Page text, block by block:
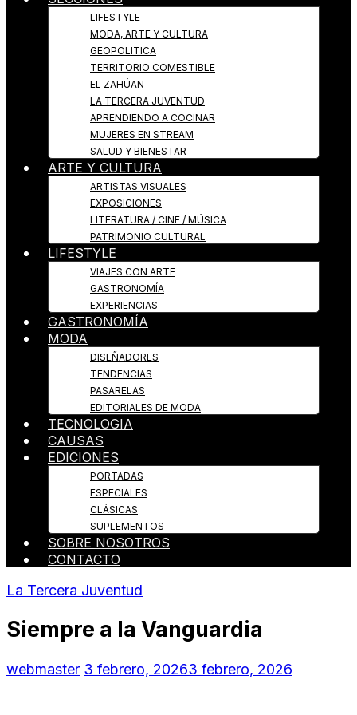
LIFESTYLE
MODA, ARTE Y CULTURA
GEOPOLITICA
TERRITORIO COMESTIBLE
EL ZAHÚAN
LA TERCERA JUVENTUD
APRENDIENDO A COCINAR
MUJERES EN STREAM
SALUD Y BIENESTAR
ARTE Y CULTURA
ARTISTAS VISUALES
EXPOSICIONES
LITERATURA / CINE / MÚSICA
PATRIMONIO CULTURAL
LIFESTYLE
VIAJES CON ARTE
GASTRONOMÍA
EXPERIENCIAS
GASTRONOMÍA
MODA
DISEÑADORES
TENDENCIAS
PASARELAS
EDITORIALES DE MODA
TECNOLOGIA
CAUSAS
EDICIONES
PORTADAS
ESPECIALES
CLÁSICAS
SUPLEMENTOS
SOBRE NOSOTROS
CONTACTO
La Tercera Juventud
Siempre a la Vanguardia
webmaster 3 febrero, 20263 febrero, 2026